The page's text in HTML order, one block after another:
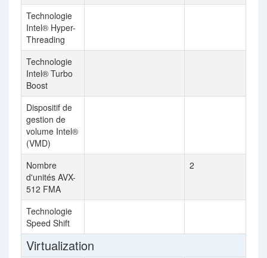
Technologie
Intel® Hyper-
Threading
Technologie
Intel® Turbo
Boost
Dispositif de
gestion de
volume Intel®
(VMD)
Nombre
d'unités AVX-
512 FMA
2
Technologie
Speed Shift
Virtualization